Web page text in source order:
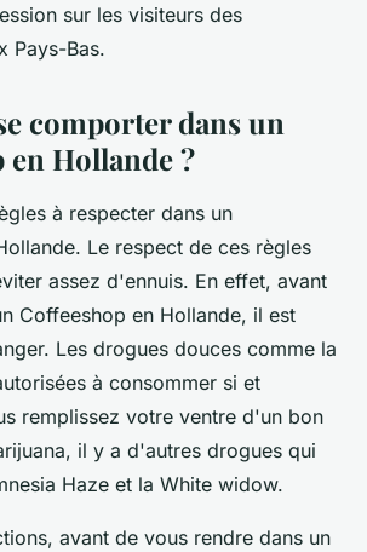
sur les visiteurs des
Pays-Bas.
comporter dans un
en Hollande ?
à respecter dans un
Le respect de ces règles
assez d'ennuis. En effet, avant
Coffeeshop en Hollande, il est
Les drogues douces comme la
à consommer si et
remplissez votre ventre d'un bon
il y a d'autres drogues qui
Haze et la White widow.
avant de vous rendre dans un